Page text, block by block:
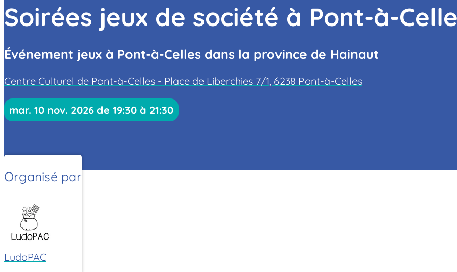
Soirées jeux de société à Pont-à-
Événement jeux à Pont-à-Celles dans la province de Hainaut
Centre Culturel de Pont-à-Celles - Place de Liberchies 7/1, 6238 Pont-à-Celles
mar. 10 nov. 2026 de 19:30 à 21:30
Organisé par
LudoPAC